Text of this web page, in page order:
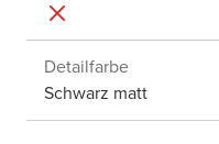
Detailfarbe
Schwarz matt